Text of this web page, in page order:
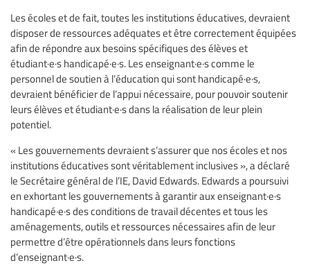
Les écoles et de fait, toutes les institutions éducatives, devraient
disposer de ressources adéquates et être correctement équipées
afin de répondre aux besoins spécifiques des élèves et
étudiant·e·s handicapé·e·s. Les enseignant·e·s comme le
personnel de soutien à l’éducation qui sont handicapé·e·s,
devraient bénéficier de l’appui nécessaire, pour pouvoir soutenir
leurs élèves et étudiant·e·s dans la réalisation de leur plein
potentiel.
« Les gouvernements devraient s’assurer que nos écoles et nos
institutions éducatives sont véritablement inclusives », a déclaré
le Secrétaire général de l’IE, David Edwards. Edwards a poursuivi
en exhortant les gouvernements à garantir aux enseignant·e·s
handicapé·e·s des conditions de travail décentes et tous les
aménagements, outils et ressources nécessaires afin de leur
permettre d’être opérationnels dans leurs fonctions
d’enseignant·e·s.